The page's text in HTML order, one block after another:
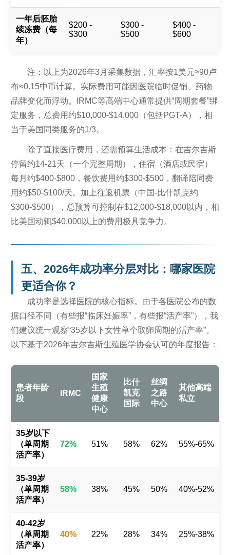
一年后胚胎
续冻费（每
年）
$200 -
$300
$300 -
$500
$400 -
$600
注：以上为2026年3月采集数据，汇率按1美元≈90卢
布≈0.15中币计算。实际费用可能因医院临时促销、药物
品牌变化而浮动。IRMC等高端中心通常提供“周期套餐”绑
定服务，总费用约$10,000-$14,000（包括PGT-A），相
当于美国同类服务的1/3。
除了直接医疗费用，还需预算生活成本：在吉尔吉斯
停留约14-21天（一个完整周期），住宿（酒店或民宿）
每月约$400-$800，餐饮费用约$300-$500，翻译陪同费
用约$50-$100/天。加上往返机票（中国-比什凯克约
$300-$500），总预算可控制在$12,000-$18,000以内，相
比美国动辄$40,000以上的费用极具竞争力。
五、2026年成功率分层对比：哪家医院
更适合你？
成功率是选择医院的核心指标。由于各医院公布的数
据口径不同（有些报“临床妊娠率”，有些报“活产率”），我
们建议统一观察“35岁以下女性单个取卵周期的活产率”。
以下基于2026年吉尔吉斯生殖医学协会认可的年度报告：
患者年龄
段
IRMC
国家
生殖
健康
中心
比什
凯克
国际
丝绸
之路
中心
其他高端
私立
35岁以下
（单周期
活产率）
72% 51% 58% 62% 55%-65%
35-39岁
（单周期
活产率）
58% 38% 45% 50% 40%-52%
40-42岁
（单周期
活产率）
40% 22% 28% 34% 25%-38%